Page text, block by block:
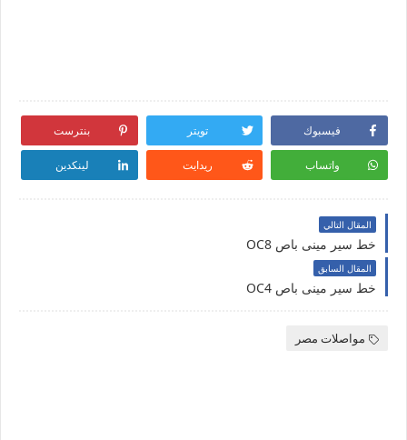
فيسبوك تويتر بنترست
واتساب ريدايت لينكدين
المقال التالي
خط سير مينى باص OC8
المقال السابق
خط سير مينى باص OC4
مواصلات مصر